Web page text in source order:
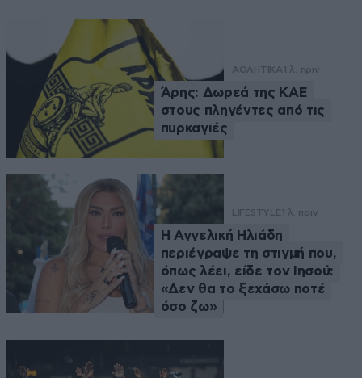
ΑΘΛΗΤΙΚΑ 1 λ. πριν
Άρης: Δωρεά της ΚΑΕ
στους πληγέντες από τις
πυρκαγιές
LIFESTYLE 1 λ. πριν
Η Αγγελική Ηλιάδη
περιέγραψε τη στιγμή που,
όπως λέει, είδε τον Ιησού:
«Δεν θα το ξεχάσω ποτέ
όσο ζω»